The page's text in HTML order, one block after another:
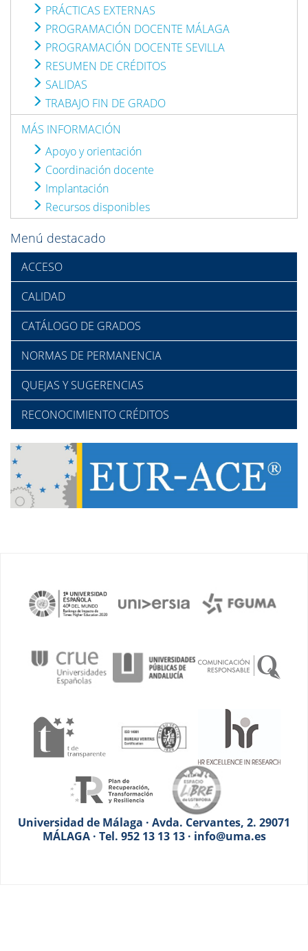
PRÁCTICAS EXTERNAS
PROGRAMACIÓN DOCENTE MÁLAGA
PROGRAMACIÓN DOCENTE SEVILLA
RESUMEN DE CRÉDITOS
SALIDAS
TRABAJO FIN DE GRADO
MÁS INFORMACIÓN
Apoyo y orientación
Coordinación docente
Implantación
Recursos disponibles
Menú destacado
ACCESO
CALIDAD
CATÁLOGO DE GRADOS
NORMAS DE PERMANENCIA
QUEJAS Y SUGERENCIAS
RECONOCIMIENTO CRÉDITOS
Universidad de Málaga · Avda. Cervantes, 2. 29071
MÁLAGA · Tel. 952 13 13 13 · info@uma.es